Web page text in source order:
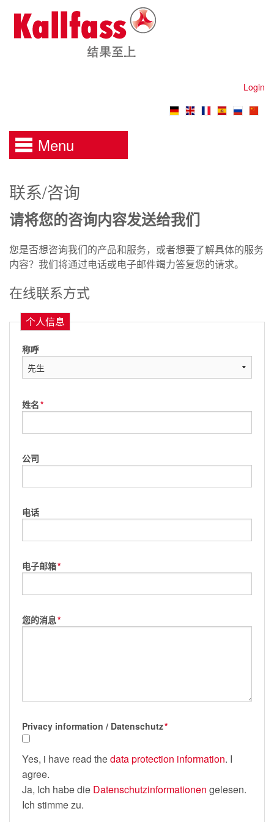
Login
Menu
联系/咨询
请将您的咨询内容发送给我们
您是否想咨询我们的产品和服务 ， 或者想要了解具体的服务
内容？ 我们将通过电话或电子邮件竭力答复您的请求。
在线联系方式
个人信息
称呼
姓名*
公司
电话
电子邮箱*
您的消息*
Privacy information / Datenschutz*
Yes, i have read thedata protection information. I
agree.
Ja, Ich habe die Datenschutzinformationen gelesen.
Ich stimme zu.